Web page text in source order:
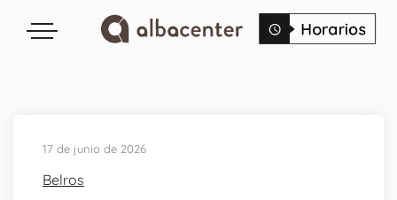
17 de junio de 2026
Belros